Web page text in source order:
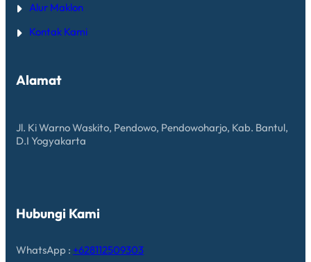
Alur Maklon
Kontak Kami
Alamat
Jl. Ki Warno Waskito, Pendowo, Pendowoharjo, Kab. Bantul,
D.I Yogyakarta
Hubungi Kami
WhatsApp : +628112509303